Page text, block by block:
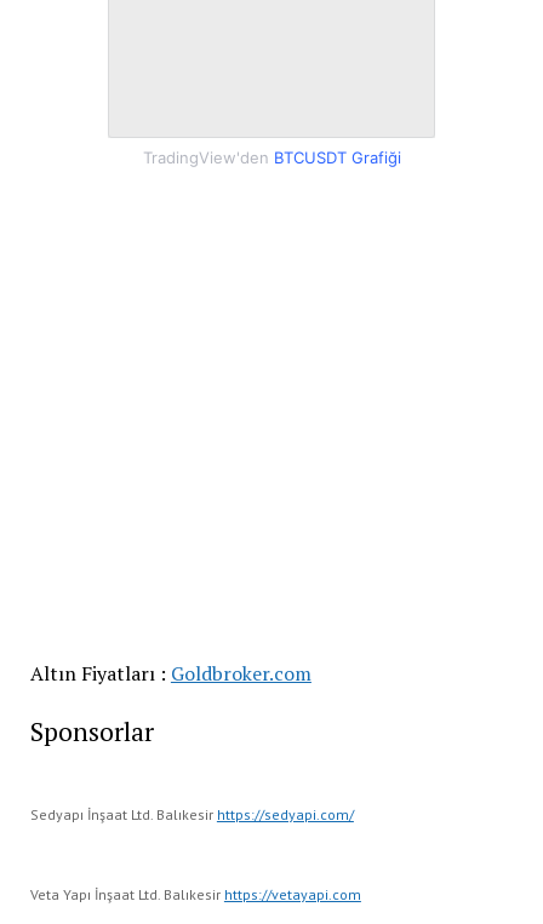
TradingView'den BTCUSDT Grafiği
Altın Fiyatları : Goldbroker.com
Sponsorlar
Sedyapı İnşaat Ltd. Balıkesir https://sedyapi.com/
Veta Yapı İnşaat Ltd. Balıkesir https://vetayapi.com